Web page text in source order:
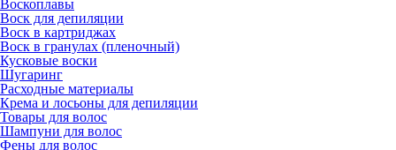
Воскоплавы
Воск для депиляции
Воск в картриджах
Воск в гранулах (пленочный)
Кусковые воски
Шугаринг
Расходные материалы
Крема и лосьоны для депиляции
Товары для волос
Шампуни для волос
Фены для волос